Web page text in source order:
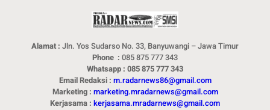
Alamat : Jln. Yos Sudarso No. 33, Banyuwangi – Jawa Timur
Phone : 085 875 777 343
Whatsapp : 085 875 777 343
Email Redaksi : m.radarnews86@gmail.com
Marketing : marketing.mradarnews@gmail.com
Kerjasama : kerjasama.mradarnews@gmail.com